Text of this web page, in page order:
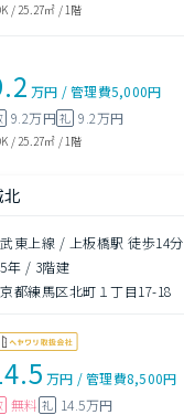
/25.27㎡ /1階
万円 /管理費5,000円
9.2万円礼 9.2万円
/ 25.27㎡ / 1階
北
東上線 / 上板橋駅 徒歩14分
年 / 3階建
都練馬区北町１丁目17-18
万円 /管理費8,500円
無料 礼 14.5万円